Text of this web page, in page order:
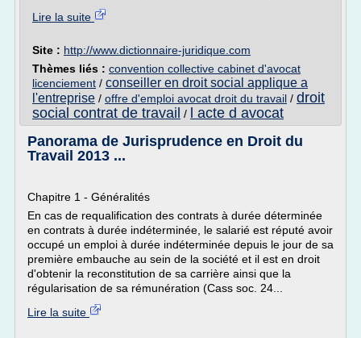
Lire la suite
Site : http://www.dictionnaire-juridique.com
Thèmes liés : convention collective cabinet d'avocat
licenciement / conseiller en droit social applique a
l'entreprise / offre d'emploi avocat droit du travail / droit
social contrat de travail /
l acte d avocat
Panorama de Jurisprudence en Droit du
Travail 2013 ...
Chapitre 1 - Généralités
En cas de requalification des contrats à durée déterminée
en contrats à durée indéterminée, le salarié est réputé avoir
occupé un emploi à durée indéterminée depuis le jour de sa
première embauche au sein de la société et il est en droit
d'obtenir la reconstitution de sa carrière ainsi que la
régularisation de sa rémunération (Cass soc. 24...
Lire la suite